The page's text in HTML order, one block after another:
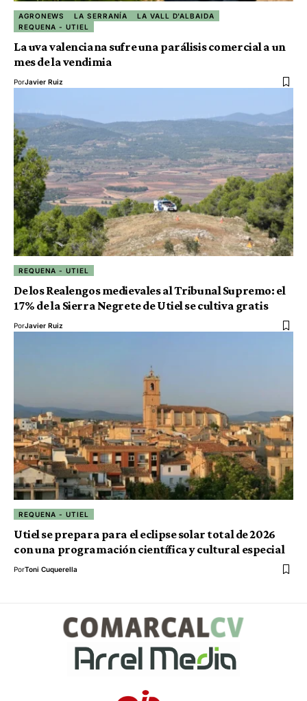
AGRONEWS LA SERRANÍA
LA VALL D'ALBAIDA
REQUENA - UTIEL
La uva valenciana sufre una parálisis comercial a un
mes de la vendimia
PorJavier Ruiz
REQUENA - UTIEL
De los Realengos medievales al Tribunal Supremo: el
17% de la Sierra Negrete de Utiel se cultiva gratis
PorJavier Ruiz
REQUENA - UTIEL
Utiel se prepara para el eclipse solar total de 2026
con una programación científica y cultural especial
PorToni Cuquerella